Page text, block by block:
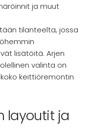
ja muut
tilanteelta, jossa
lisätöitä. Arjen
valinta on
keittiöremontin
layoutit ja